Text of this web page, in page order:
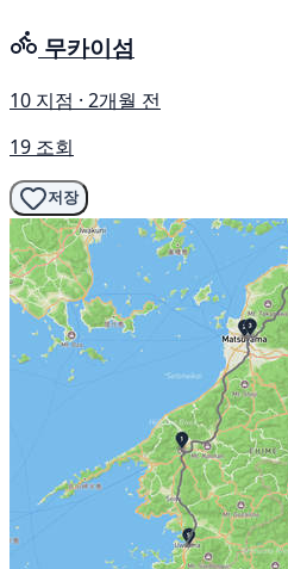
무카이섬
10 지점 · 2개월 전
19 조회
저장